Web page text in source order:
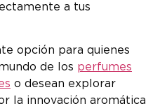
a tus
opción para quienes
de los perfumes
o desean explorar
la innovación aromática